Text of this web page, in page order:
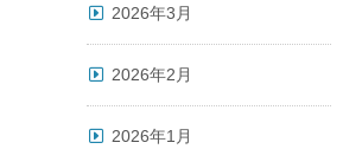
2026年3月
2026年2月
2026年1月